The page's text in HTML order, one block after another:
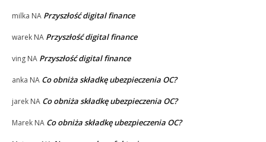
milka NA Przyszłość digital finance
warek NA Przyszłość digital finance
ving NA Przyszłość digital finance
anka NA Co obniża składkę ubezpieczenia OC?
jarek NA Co obniża składkę ubezpieczenia OC?
Marek NA Co obniża składkę ubezpieczenia OC?